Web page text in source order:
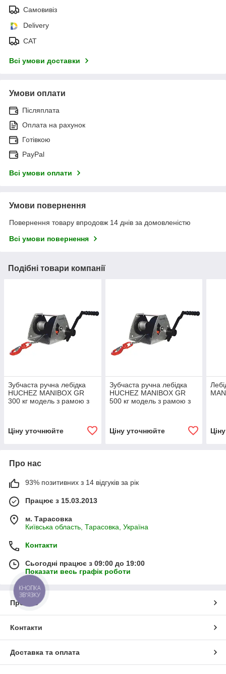
Самовивіз
Delivery
САТ
Всі умови доставки
Умови оплати
Післяплата
Оплата на рахунок
Готівкою
PayPal
Всі умови оплати
Умови повернення
Повернення товару впродовж 14 днів за домовленістю
Всі умови повернення
Подібні товари компанії
Зубчаста ручна лебідка
НUCHEZ MANIBOX GR
300 кг модель з рамою з
Ціну уточнюйте
Зубчаста ручна лебідка
НUCHEZ MANIBOX GR
500 кг модель з рамою з
Ціну уточнюйте
Про нас
93% позитивних з 14 відгуків за рік
Працює з 15.03.2013
м. Тарасовка
Київська область, Тарасовка, Україна
Контакти
Сьогодні працює з 09:00 до 19:00
Показати весь графік роботи
Про нас
Контакти
Доставка та оплата
КНОПКА
ЗВ'ЯЗКУ